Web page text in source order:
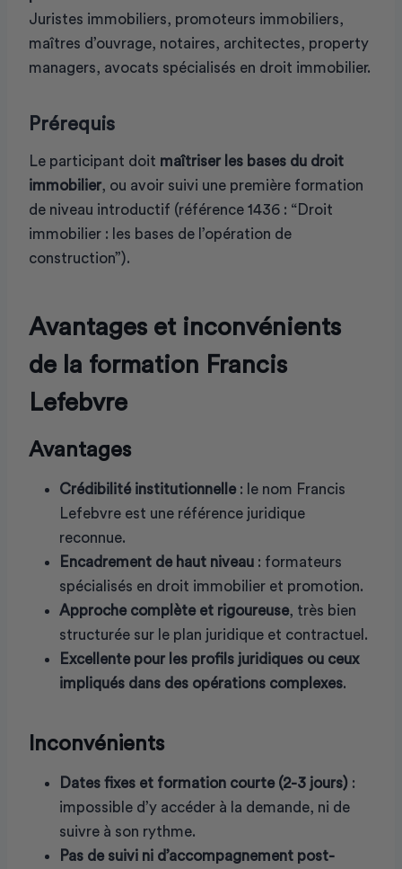
Juristes immobiliers, promoteurs immobiliers,
maîtres d’ouvrage, notaires, architectes, property
managers, avocats spécialisés en droit immobilier.
Prérequis
Le participant doit maîtriser les bases du droit
immobilier, ou avoir suivi une première formation
de niveau introductif (référence 1436 : “Droit
immobilier : les bases de l’opération de
construction”).
Avantages et inconvénients
de la formation Francis
Lefebvre
Avantages
Crédibilité institutionnelle: le nom Francis
Lefebvre est une référence juridique
reconnue.
Encadrement de haut niveau : formateurs
spécialisés en droit immobilier et promotion.
Approche complète et rigoureuse, très bien
structurée sur le plan juridique et contractuel.
Excellente pour les profils juridiques ou ceux
impliqués dans des opérations complexes.
Inconvénients
Dates fixes et formation courte (2-3 jours) :
impossible d’y accéder à la demande, ni de
suivre à son rythme.
Pas de suivi ni d’accompagnement post-